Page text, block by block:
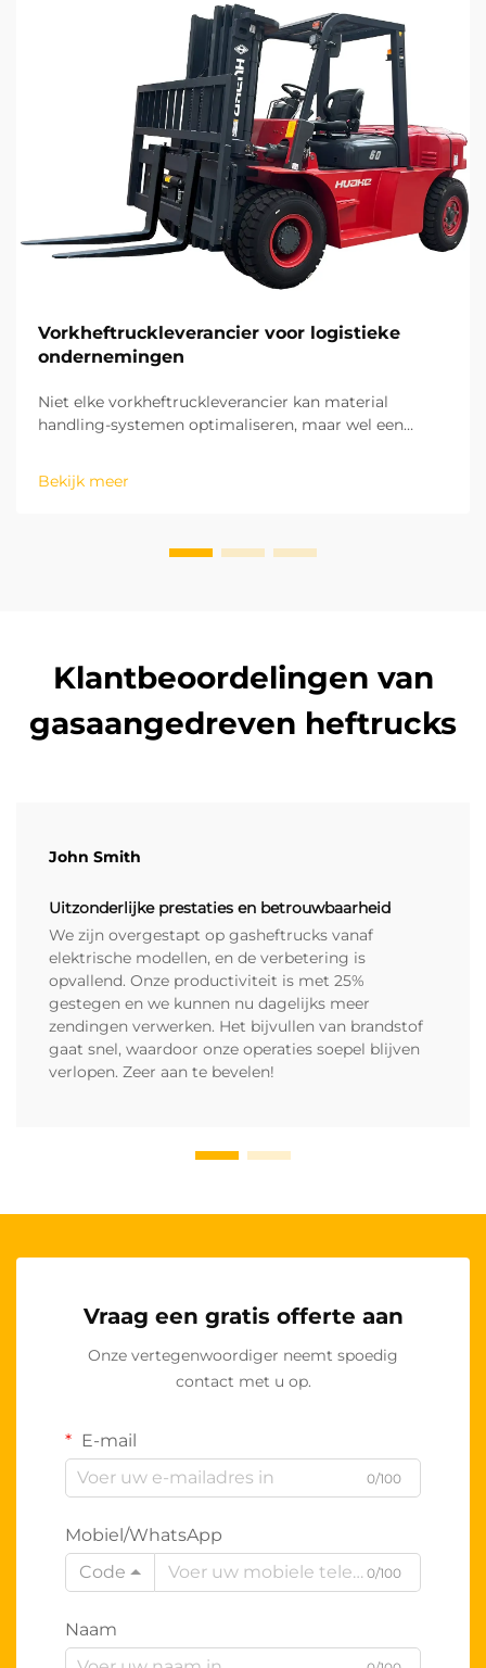
Vorkheftruckleverancier voor logistieke
ondernemingen
Niet elke vorkheftruckleverancier kan material
handling-systemen optimaliseren, maar wel een
partnerschap aangaat. Op basis van onze jarenlange
ervaring met projecten ter plaatse in verschillende
Bekijk meer
Klantbeoordelingen van
gasaangedreven heftrucks
John Smith
Uitzonderlijke prestaties en betrouwbaarheid
We zijn overgestapt op gasheftrucks vanaf
elektrische modellen, en de verbetering is
opvallend. Onze productiviteit is met 25%
gestegen en we kunnen nu dagelijks meer
zendingen verwerken. Het bijvullen van brandstof
gaat snel, waardoor onze operaties soepel blijven
verlopen. Zeer aan te bevelen!
Vraag een gratis offerte aan
Onze vertegenwoordiger neemt spoedig
contact met u op.
E-mail
0/100
Mobiel/WhatsApp
Code
0/100
Naam